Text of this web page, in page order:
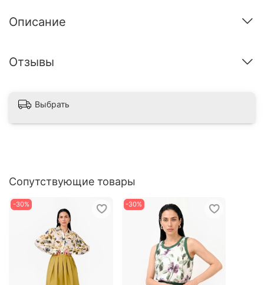
Описание
Отзывы
Выбрать
Сопутствующие товары
-30% -30%